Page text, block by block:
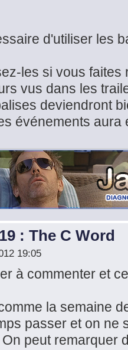
d'utiliser les
les si vous faites
vus dans les
deviendront
événements aura
: The C Word
19:05
à commenter et
la semaine
passer et on ne
peut remarquer